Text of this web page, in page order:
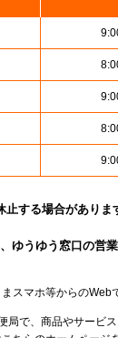
する場合がありま
ゆうゆう窓口の営
スマホ等からのWeb
局で、商品やサービ